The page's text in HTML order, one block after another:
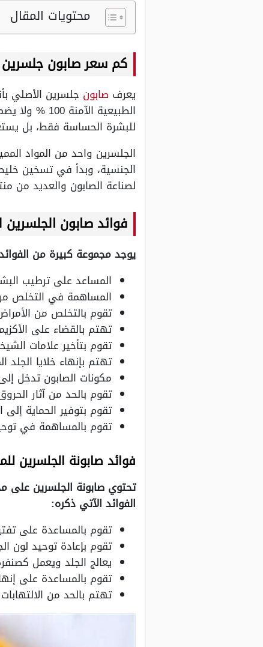
محتويات المقال
كم سعر صابون جلسرين
يعرف صابون جلسرين الأصلي
الطبيعية
للبشرة الحساسة فقط، بل
الجلسرين واحد من المواد
لصناعة الصابون والعديد من
فوائد صابون الجلسرين
يوجد مجموعة كبيرة من
المساعد على ترطيب
المساهمة في التخلص
تقوم بالتخلص من
تهتم بالقضاء على
تقوم بتأخير علامات
تهتم بإنهاء خلايا
مكونات الصابون تدخل
تقوم بالحد من آثار
تقوم بتوفير الحماية
تقوم بالمساهمة في
فوائد صابونة الجلسرين
تحتوي صابونة الجلسرين على
الفوائد الآتي ذكره:
تقوم بالمساعدة على
تقوم بإعادة توحيد لون
يعالج الجلد ويعمل
تقوم بالمساعدة على
تهتم بالحد من